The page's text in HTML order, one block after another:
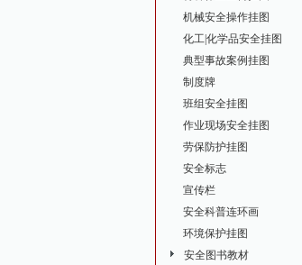
机械安全操作挂图
化工|化学品安全挂图
典型事故案例挂图
制度牌
班组安全挂图
作业现场安全挂图
劳保防护挂图
安全标志
宣传栏
安全科普连环画
环境保护挂图
安全图书教材